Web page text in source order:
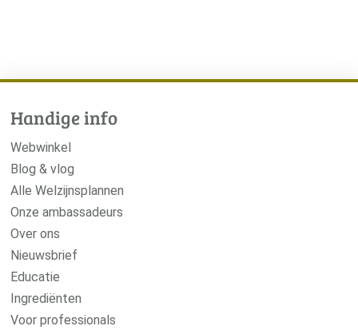
Handige info
Webwinkel
Blog & vlog
Alle Welzijnsplannen
Onze ambassadeurs
Over ons
Nieuwsbrief
Educatie
Ingrediënten
Voor professionals